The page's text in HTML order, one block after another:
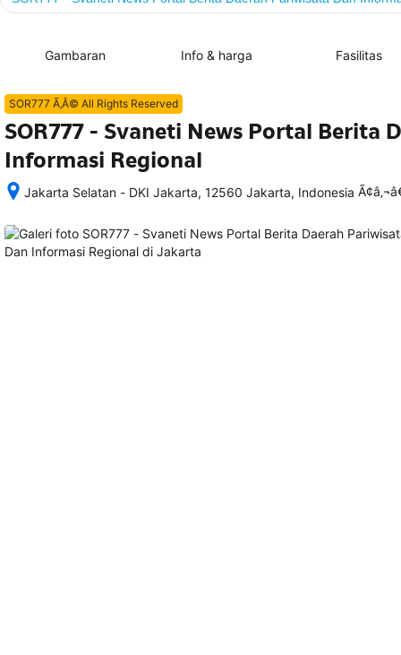
Gambaran Info & harga Fasilitas
SOR777 Ã‚Â© All Rights Reserved
SOR777 - Svaneti News Portal Berita
Informasi Regional
Jakarta Selatan - DKI Jakarta, 12560 Jakarta, Indonesia
memesan,
semua